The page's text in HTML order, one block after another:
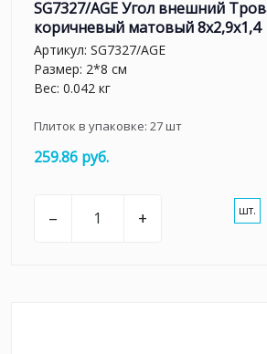
SG7327/AGE Угол внешний
коричневый матовый 8x2,9x1,4
Артикул: SG7327/AGE
Размер: 2*8 см
Вес: 0.042 кг
Плиток в упаковке: 27шт
259.86 руб.
– + шт.